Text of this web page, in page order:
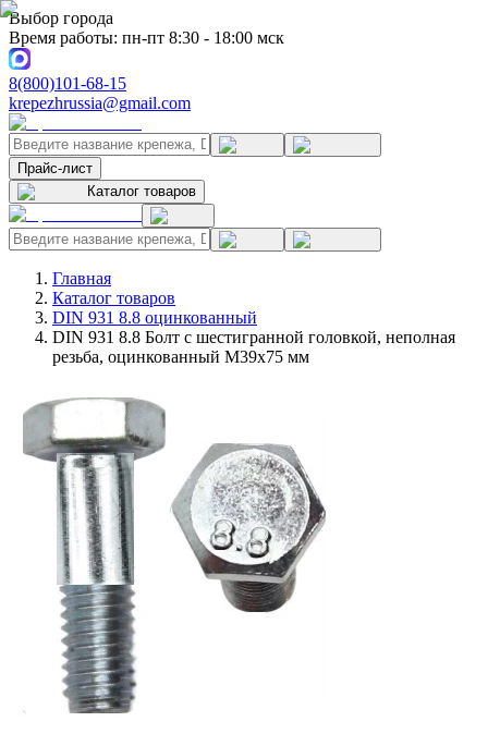
Выбор города
Время работы: пн-пт 8:30 - 18:00 мск
8(800)101-68-15
krepezhrussia@gmail.com
Прайс-лист
Каталог товаров
Главная
Каталог товаров
DIN 931 8.8 оцинкованный
DIN 931 8.8 Болт с шестигранной головкой, неполная
резьба, оцинкованный M39x75 мм